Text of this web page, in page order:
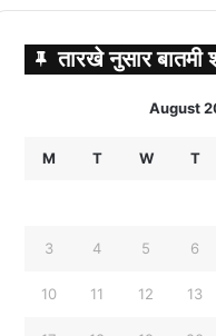
तारखे नुसार बातमी
August
M T W T
3 4 5 6
10 11 12 13